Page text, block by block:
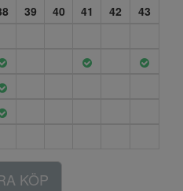
39 40 41 42
43
KÖP